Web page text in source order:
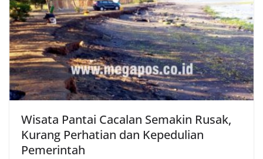
Wisata Pantai Cacalan Semakin Rusak,
Kurang Perhatian dan Kepedulian
Pemerintah